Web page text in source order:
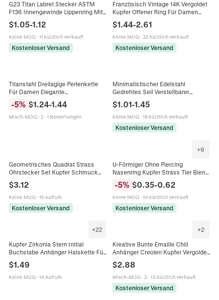
G23 Titan Labret Stecker ASTM
F136 Innengewinde Lippenring Mit
3 Zirkonia Ohrknorpel Piercing
Schmuck
$1.05-1.12
Keine MOQ · 11 kürzlich verkauft
Kostenloser Versand
Französisch Vintage 14K Vergoldet
Kupfer Offener Ring Für Damen
Verstellbar Stern Herz Blatt Zirkonia
Minimalist Schmuck
$1.44-2.61
Keine MOQ · 32 kürzlich verkauft
Kostenloser Versand
Titanstahl Dreilagige Perlenkette
Für Damen Elegante
Schlangenkette Mehrreihige
Minimalistische Choker Mode
Schmuck Geschenk
-5% $1.24-1.44
Misch-MOQ : 2· 1 Bewertungen
Minimalistischer Edelstahl
Gedrehtes Seil Verstellbarer
Armreif Für Damen Geometrischer
Gold Silber Armreif Mode Schmuck
Armband
$1.01-1.45
Keine MOQ · 19 kürzlich verkauft
Kostenloser Versand
Geometrisches Quadrat Strass
Ohrstecker Set Kupfer Schmuck
Mit 925 Sterlingsilber Ohrstecker-
Stift Für Damen Täglich Büro
$3.12
Keine MOQ · 15 Aufrufe
Kostenloser Versand
+9
U-Förmiger Ohne Piercing
Nasenring Kupfer Strass Tier Biene
Schmetterling Hase Schlange Wal
Nasenclip Für Damen Mode
Schmuck
-5% $0.35-0.62
Keine MOQ · 10 kürzlich verkauft
Kostenloser Versand
+22
Kupfer Zirkonia Stern Initial
Buchstabe Anhänger Halskette Für
Damen Elegante Schlangenkette
Personalisierter Schmuck
Halskette
$1.49
Keine MOQ · 14 Aufrufe
+2
Kreative Bunte Emaille Chili
Anhänger Creolen Kupfer Vergoldet
Pfeffer Charme Huggie Ohrringe Für
Damen Mode Schmuck
$2.88
Misch-MOQ : 2· 12 kürzlich verkauft
Kostenloser Versand